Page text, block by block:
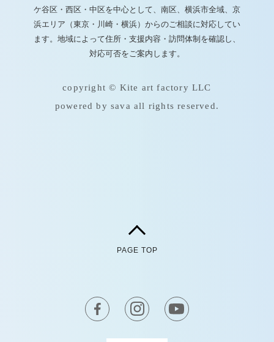
ケ谷区・西区・中区を中心として、南区、横浜市全域、京
浜エリア（東京・川崎・横浜）からのご相談に対応してい
ます。地域によって住所・支援内容・訪問体制を確認し、
対応可否をご案内します。
copyright © Kite art factory LLC
powered by sava all rights reserved.
PAGE TOP